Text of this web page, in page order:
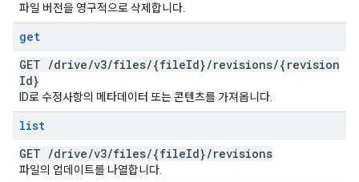
파일 버전을 영구적으로 삭제합니다.
get
GET /drive/v3/files/{fileId}/revisions/{revision
Id}
ID로 수정사항의 메타데이터 또는 콘텐츠를 가져옵니다.
list
GET /drive/v3/files/{fileId}/revisions
파일의 업데이트를 나열합니다.